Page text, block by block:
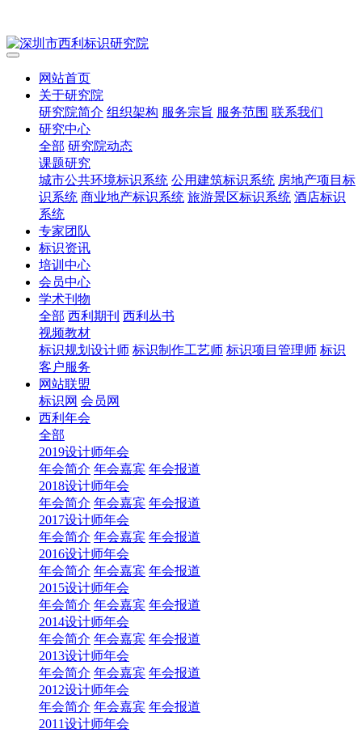
网站首页
关于研究院
研究院简介 组织架构 服务宗旨 服务范围 联系我们
研究中心
全部 研究院动态
课题研究
城市公共环境标识系统 公用建筑标识系统 房地产项目标
识系统 商业地产标识系统 旅游景区标识系统 酒店标识
系统
专家团队
标识资讯
培训中心
会员中心
学术刊物
全部 西利期刊 西利丛书
视频教材
标识规划设计师 标识制作工艺师 标识项目管理师 标识
客户服务
网站联盟
标识网 会员网
西利年会
全部
2019设计师年会
年会简介 年会嘉宾 年会报道
2018设计师年会
年会简介 年会嘉宾 年会报道
2017设计师年会
年会简介 年会嘉宾 年会报道
2016设计师年会
年会简介 年会嘉宾 年会报道
2015设计师年会
年会简介 年会嘉宾 年会报道
2014设计师年会
年会简介 年会嘉宾 年会报道
2013设计师年会
年会简介 年会嘉宾 年会报道
2012设计师年会
年会简介 年会嘉宾 年会报道
2011设计师年会